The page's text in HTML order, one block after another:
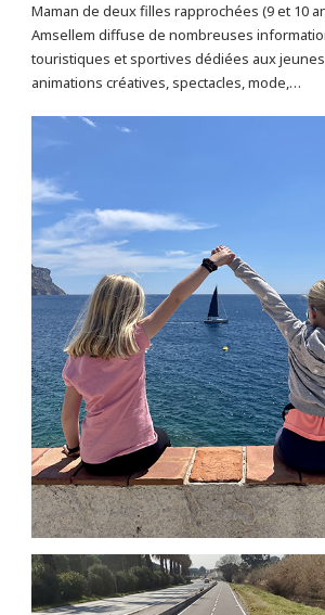
Maman de deux filles rapprochées (9 et 10
Amsellem diffuse de nombreuses
touristiques et sportives dédiées aux
animations créatives, spectacles, mode,…